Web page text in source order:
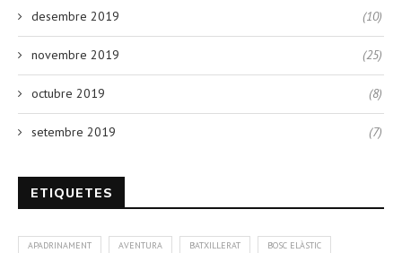
desembre 2019 (10)
novembre 2019 (25)
octubre 2019 (8)
setembre 2019 (7)
ETIQUETES
APADRINAMENT AVENTURA BATXILLERAT BOSC ELÀSTIC